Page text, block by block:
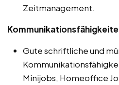
Zeitmanagement.
Gute schriftliche und
Minijobs, Homeoffice